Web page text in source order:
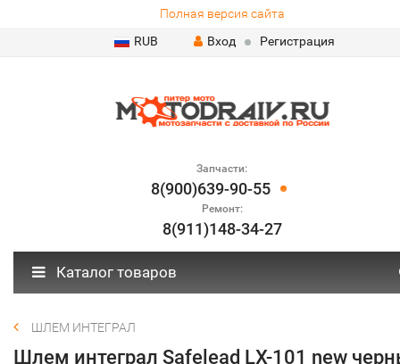
Полная версия сайта
RUB
Вход Регистрация
Запчасти:
8(900)639-90-55
Ремонт:
8(911)148-34-27
Каталог товаров
ШЛЕМ ИНТЕГРАЛ
Шлем интеграл Safelead LX-101 new